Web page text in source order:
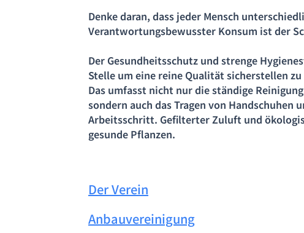
Denke daran, dass jeder Mensch
Verantwortungsbewusster Konsum ist der
Der Gesundheitsschutz und strenge
Stelle um eine reine Qualität sicherstellen
Das umfasst nicht nur die ständige
sondern auch das Tragen von Handschuhen
Arbeitsschritt. Gefilterter Zuluft und
gesunde Pflanzen.
Der Verein
Anbauvereinigung